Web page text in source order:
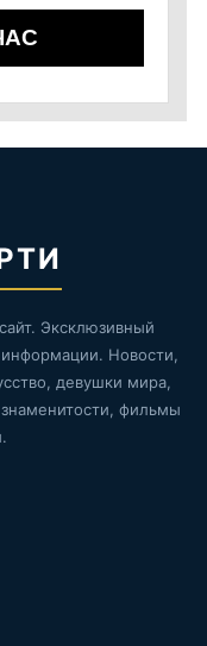
Эксклюзивный
Новости,
девушки мира,
фильмы